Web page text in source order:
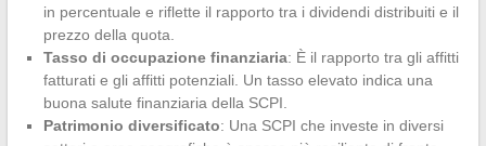
in percentuale e riflette il rapporto tra i dividendi distribuiti e il
prezzo della quota.
Tasso di occupazione finanziaria: È il rapporto tra gli affitti
fatturati e gli affitti potenziali. Un tasso elevato indica una
buona salute finanziaria della SCPI.
Patrimonio diversificato: Una SCPI che investe in diversi